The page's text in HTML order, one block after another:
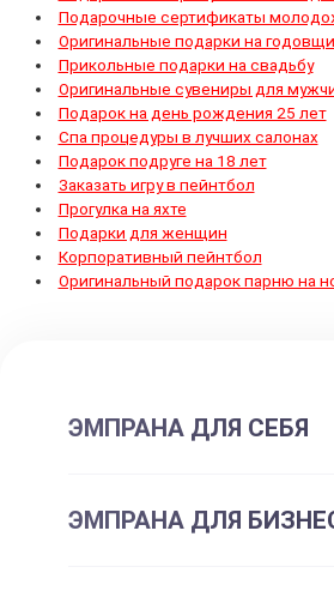
Подарочные сертификаты
Оригинальные подарки на
Прикольные подарки на свадьбу
Оригинальные сувениры для
Подарок на день рождения 25 лет
Спа процедуры в лучших салонах
Подарок подруге на 18 лет
Заказать игру в пейнтбол
Прогулка на яхте
Подарки для женщин
Корпоративный пейнтбол
Оригинальный подарок парню на
ЭМПРАНА ДЛЯ СЕБЯ
Все впечатления
ЭМПРАНА ДЛЯ